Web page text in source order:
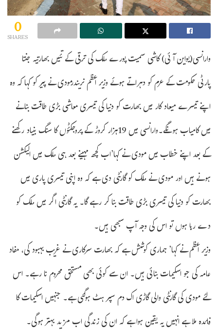
0
SHARES
وارانسی(یواین آئی) کاشی سمیت پورے ملک کی ترقی کے تئیں بھارتیہ جنتا
پارٹی حکومت کے عزم کو دہراتے ہوئے وزیر اعظم نریندرمودی نے پیر کو کہا کہ وہ
اپنے تیسرے میعاد کار میں بھارت کو دنیا کی تیسری معاشی بڑی طاقت بنانے
میں کامیاب ہونگے۔وارانسی میں 19ہزار کروڑ کے پروجکٹؤں کا سنگ بنیاد رکھنے
کے بعد اپنے خطاب میں مودی نے کہا’اب کچھ مہینے بعد ہی ملک میں الیکشن
ہونے ہیں اور مودی نے ملک کو گارنٹی دی ہے کہ وہ اپنی تیسری پاری میں
بھارت کو دنیا کی تیسری بڑی طاقت بنا کر رہے گا۔ یہ گارنٹی اگر میں ملک کو
دے رہا ہوں تو اس کی وجہ آپ سبھی ہیں۔
وزیر اعظم نے کہا’ ہماری کوشش ہے کہ بھارت سرکاری نے غریب بہبود کی، مفاد
عامہ کی جو اسکیمات بنائی ہیں۔ ان سے کوئی بھی مستحق محروم نا رہے۔ اس
لئے مودی کی گارنٹی والی گاڑی اک دم سپر ہٹ ہوگئی ہے۔ جنہیں اسکیمات کا
فائدہ ملا ہے انہیں یہ یقین ہوا ہے کہ ان کی زندگی اب مزید بہتر ہوگی۔